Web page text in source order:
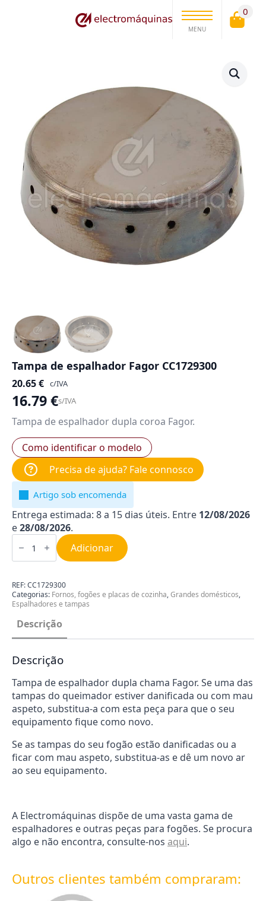
MENU
0
Tampa de espalhador Fagor CC1729300
20.65€ c/IVA
16.79€s/IVA
Tampa de espalhador dupla coroa Fagor.
Como identificar o modelo
Precisa de ajuda? Fale connosco
Artigo sob encomenda
Entrega estimada: 8 a 15 dias úteis. Entre 12/08/2026
e28/08/2026.
Quantidade
de
de
Fagor
CC1729300
Adicionar
REF:CC1729300
Categorias: Fornos, fogões e placas de cozinha,Grandes domésticos,
Espalhadores e tampas
Descrição
Descrição
Tampa de espalhador dupla chama Fagor. Se uma das
tampas do queimador estiver danificada ou com mau
aspeto, substitua-a com esta peça para que o seu
equipamento fique como novo.
Se as tampas do seu fogão estão danificadas ou a
ficar com mau aspeto, substitua-as e dê um novo ar
ao seu equipamento.
A Electromáquinas dispõe de uma vasta gama de
espalhadores e outras peças para fogões. Se procura
algo e não encontra, consulte-nos aqui.
Outros clientes também compraram: